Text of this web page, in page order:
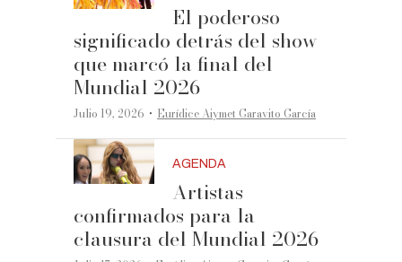
El poderoso
significado detrás del show
que marcó la final del
Mundial 2026
Julio 19, 2026 ·Eurídice Aiymet Garavito García
AGENDA
Artistas
confirmados para la
clausura del Mundial 2026